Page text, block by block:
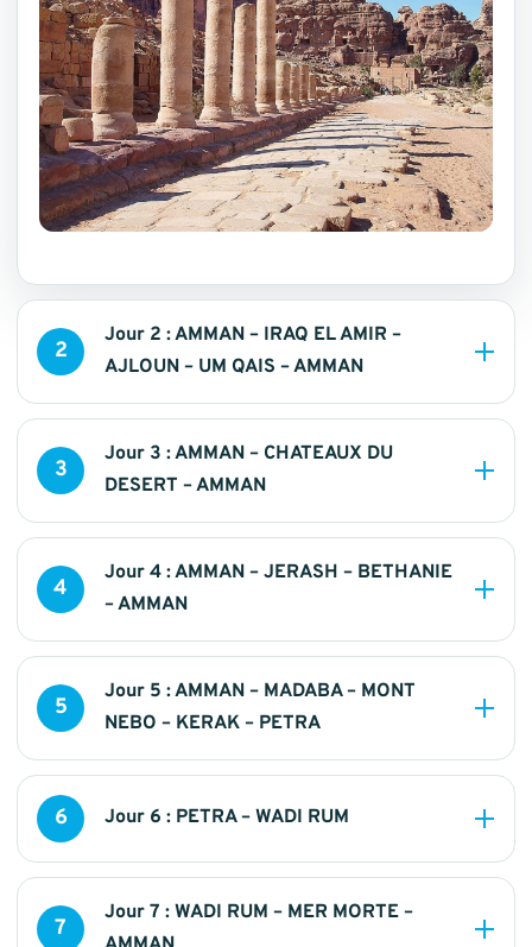
2
Jour 2 : AMMAN – IRAQ EL AMIR –
AJLOUN – UM QAIS – AMMAN
3
Jour 3 : AMMAN – CHATEAUX DU
DESERT – AMMAN
4
Jour 4 : AMMAN – JERASH – BETHANIE
– AMMAN
5
Jour 5 : AMMAN – MADABA – MONT
NEBO – KERAK – PETRA
6 Jour 6 : PETRA – WADI RUM
7
Jour 7 : WADI RUM – MER MORTE –